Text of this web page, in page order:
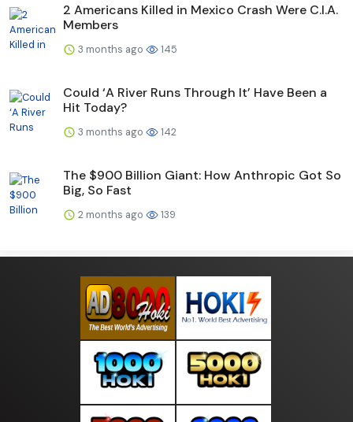
2 Americans Killed in Mexico Crash Were C.I.A.
Members
3 months ago 145
Could ‘A River Runs Through It’ Have Been a
Hit Today?
3 months ago 142
The $900 Billion Giant: How Anthropic Got So
Big, So Fast
2 months ago 139